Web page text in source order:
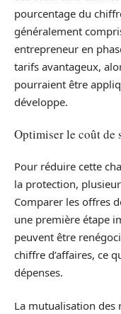
pourcentage du
généralement
entrepreneur en
tarifs avantageux,
pourraient être
développe.
Optimiser le coût de
Pour réduire cette
la protection,
Comparer les offres
une première étape
peuvent être
chiffre d’affaires, ce
dépenses.
La mutualisation des